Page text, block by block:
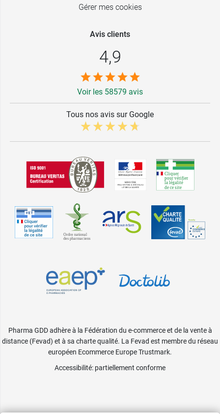
Gérer mes cookies
Avis clients
4,9
Voir les 58579 avis
Tous nos avis sur Google
Pharma GDD adhère à la Fédération du e-commerce et de la vente à
distance (Fevad) et à sa charte qualité. La Fevad est membre du réseau
européen Ecommerce Europe Trustmark.
Accessibilité: partiellement conforme